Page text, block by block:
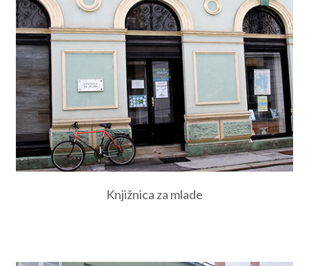
Knjižnica za mlade